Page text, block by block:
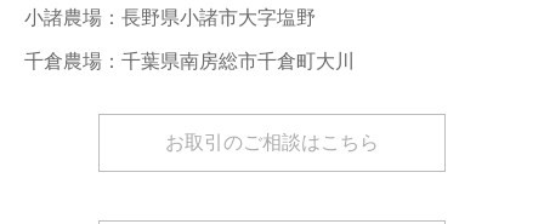
小諸農場：長野県小諸市大字塩野
千倉農場：千葉県南房総市千倉町大川
お取引のご相談はこちら